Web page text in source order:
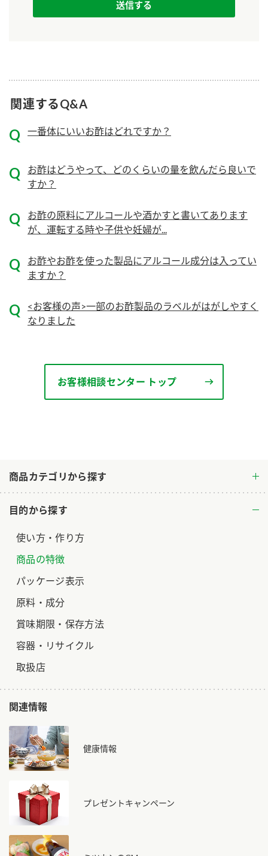
ぽん酢
鍋なび
納豆のサイト
PIN印
千夜
お酢を知ろう！
すしラボ
ぽん酢サワー
納豆の豆知識
ミツカンのCM
各部門が大切にしていること
おいしさと健康への取り組み
キッザニア東京「ぽん酢工房」
採用情報
お客様相談センター
お客様の声をいかしました
販売終了製品のご案内
よくあるご質問
お問い合わせ
ミツカン公式通販
商品カテゴリから探す
目的から探す
使い方・作り方
商品の特徴
パッケージ表示
原料・成分
賞味期限・保存方法
容器・リサイクル
取扱店
関連情報
健康情報
プレゼントキャンペーン
関連するQ&A
一番体にいいお酢はどれですか？
お酢はどうやって、どのくらいの量を飲んだら良いで
すか？
お酢の原料にアルコールや酒かすと書いてあります
が、運転する時や子供や妊婦が...
お酢やお酢を使った製品にアルコール成分は入ってい
ますか？
<お客様の声>一部のお酢製品のラベルがはがしやすく
なりました
お客様相談センター トップ